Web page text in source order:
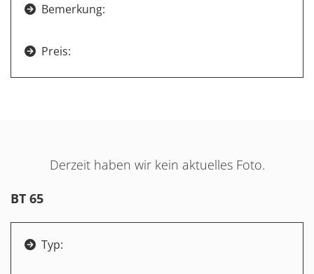
 Bemerkung:
 Preis:
Derzeit haben wir kein aktuelles Foto.
BT 65
 Typ: